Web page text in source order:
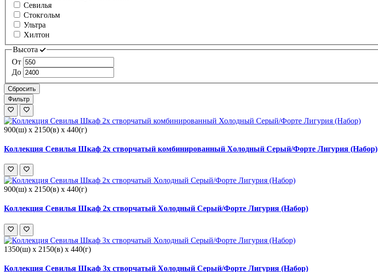
Севилья
Стокгольм
Ультра
Хилтон
Высота
От
До
Сбросить
Фильтр
900(ш) x 2150(в) x 440(г)
Коллекция Севилья Шкаф 2х створчатый комбинированный Холодный Серый/Форте Лигурия (Набор)
900(ш) x 2150(в) x 440(г)
Коллекция Севилья Шкаф 2х створчатый Холодный Серый/Форте Лигурия (Набор)
1350(ш) x 2150(в) x 440(г)
Коллекция Севилья Шкаф 3х створчатый Холодный Серый/Форте Лигурия (Набор)